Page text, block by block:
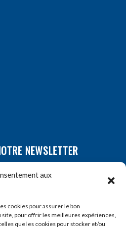
aux
cookies pour assurer le bon
pour offrir les meilleures expériences,
que les cookies pour stocker et/ou
NEWSLETTER